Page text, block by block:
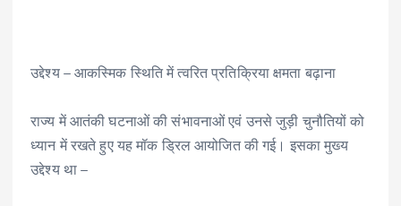
उद्देश्य – आकस्मिक स्थिति में त्वरित प्रतिक्रिया क्षमता बढ़ाना
राज्य में आतंकी घटनाओं की संभावनाओं एवं उनसे जुड़ी चुनौतियों को
ध्यान में रखते हुए यह मॉक ड्रिल आयोजित की गई। इसका मुख्य
उद्देश्य था –